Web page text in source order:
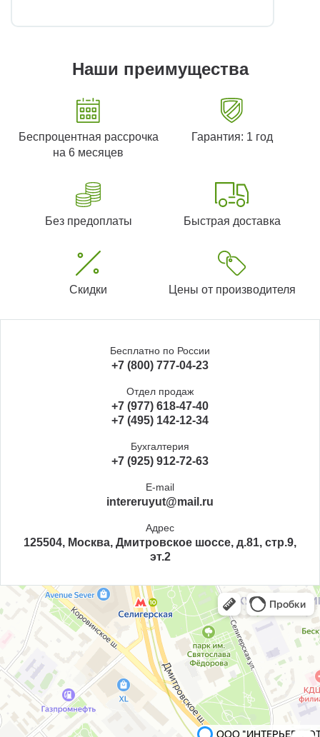
Наши преимущества
Беспроцентная рассрочка
на 6 месяцев
Гарантия: 1 год
Без предоплаты Быстрая доставка
Скидки Цены от производителя
Бесплатно по России
+7 (800) 777-04-23
Отдел продаж
+7 (977) 618-47-40
+7 (495) 142-12-34
Бухгалтерия
+7 (925) 912-72-63
E-mail
intereruyut@mail.ru
Адрес
125504, Москва, Дмитровское шоссе, д.81, стр.9,
эт.2